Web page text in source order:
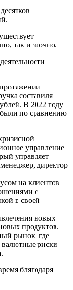
так и заочно.
составиля
В 2022 году
по сравнению
управление
управляет
директор
на клиентов
с
в своей
новых
продуктов.
рынок, где
валютные риски
блягодаря